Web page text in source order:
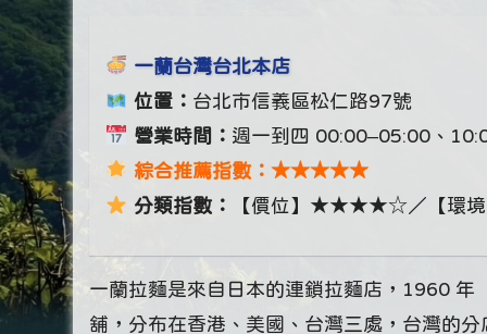
一蘭台灣台北本店
位置： 台北市信義區松仁路97號
營業時間： 週一到四 00:00–05:00、
綜合推薦指數：★★★★★
分類指數：
【價位】★★★★☆／【
一蘭拉麵是來自日本的連鎖拉麵店，1960 年
舖，分布在香港、美國、台灣三處，台灣的